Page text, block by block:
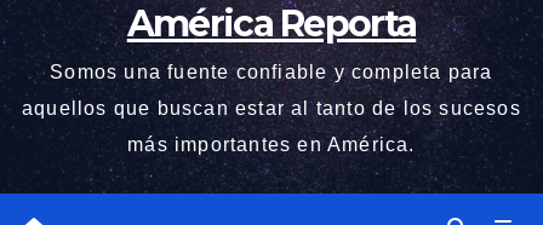
América Reporta
Somos una fuente confiable y completa para
aquellos que buscan estar al tanto de los sucesos
más importantes en América.